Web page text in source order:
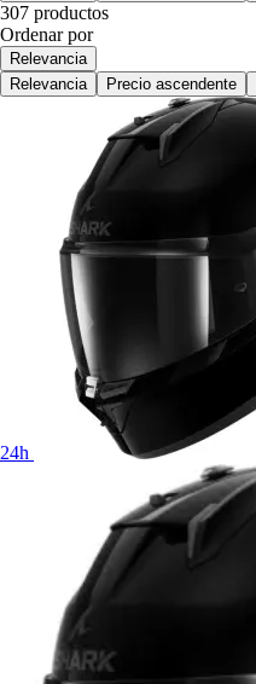
307 productos
Ordenar por
Relevancia
Relevancia
Precio ascendente
24h